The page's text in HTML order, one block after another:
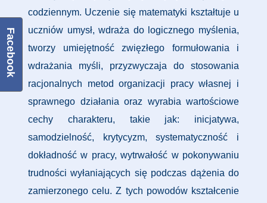
codziennym. Uczenie się matematyki kształtuje u
uczniów umysł, wdraża do logicznego myślenia,
tworzy umiejętność zwięzłego formułowania i
wdrażania myśli, przyzwyczaja do stosowania
racjonalnych metod organizacji pracy własnej i
sprawnego działania oraz wyrabia wartościowe
cechy charakteru, takie jak: inicjatywa,
samodzielność, krytycyzm, systematyczność i
dokładność w pracy, wytrwałość w pokonywaniu
trudności wyłaniających się podczas dążenia do
zamierzonego celu. Z tych powodów kształcenie
Facebook